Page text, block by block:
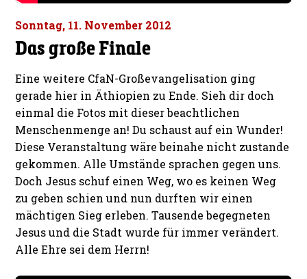
Sonntag, 11. November 2012
Das große Finale
Eine weitere CfaN-Großevangelisation ging
gerade hier in Äthiopien zu Ende. Sieh dir doch
einmal die Fotos mit dieser beachtlichen
Menschenmenge an! Du schaust auf ein Wunder!
Diese Veranstaltung wäre beinahe nicht zustande
gekommen. Alle Umstände sprachen gegen uns.
Doch Jesus schuf einen Weg, wo es keinen Weg
zu geben schien und nun durften wir einen
mächtigen Sieg erleben. Tausende begegneten
Jesus und die Stadt wurde für immer verändert.
Alle Ehre sei dem Herrn!